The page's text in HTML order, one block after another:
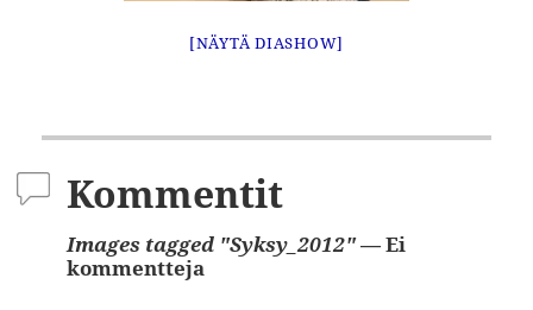
[NÄYTÄ DIASHOW]
Kommentit
Images tagged "Syksy_2012"— Ei
kommentteja